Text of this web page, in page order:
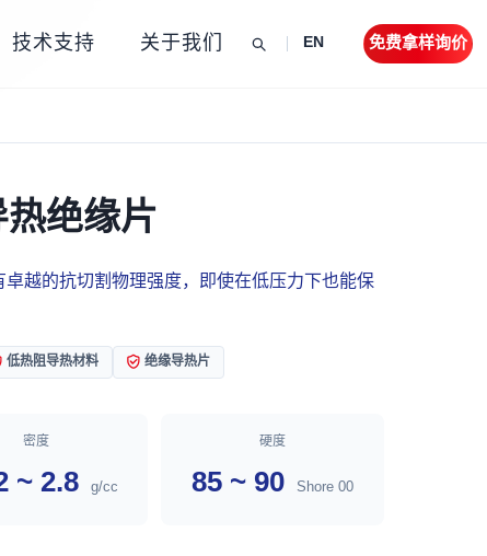
技术支持 关于我们 EN 免费拿样询价
绝缘片
越的抗切割物理强度，即使在低压力下也能保
低热阻导热材料 绝缘导热片
密度
~ 2.8 g/cc
硬度
85 ~ 90 Shore 00